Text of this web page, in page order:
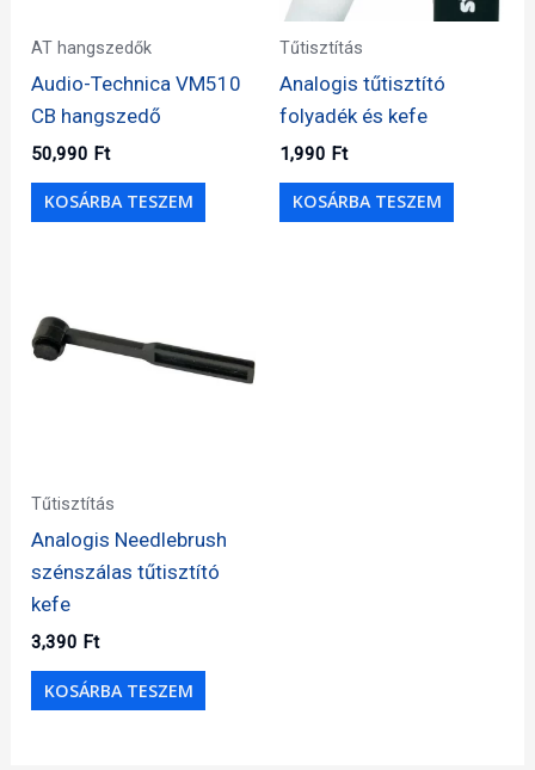
AT hangszedők
Audio-Technica VM510
CB hangszedő
50,990 Ft
KOSÁRBA TESZEM
Tűtisztítás
Analogis tűtisztító
folyadék és kefe
1,990 Ft
KOSÁRBA TESZEM
Tűtisztítás
Analogis Needlebrush
szénszálas tűtisztító
kefe
3,390 Ft
KOSÁRBA TESZEM